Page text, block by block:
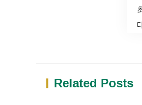
Related Posts